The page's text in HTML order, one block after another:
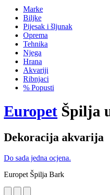
Marke
Biljke
Pijesak i šljunak
Oprema
Tehnika
Njega
Hrana
Akvariji
Ribnjaci
% Popusti
Europet Špilja
Dekoracija akvarija
Do sada jedna ocjena.
Europet Špilja Bark